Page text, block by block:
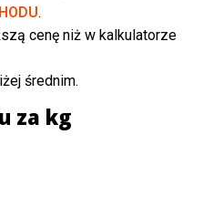
.
cenę niż w kalkulatorze
średnim.
za kg